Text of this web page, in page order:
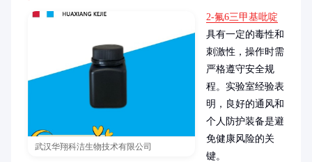
武汉华翔科洁生物技术有限公司
2-氟6三甲基吡啶
具有一定的毒性和
刺激性，操作时需
严格遵守安全规
程。实验室经验表
明，良好的通风和
个人防护装备是避
免健康风险的关
键。